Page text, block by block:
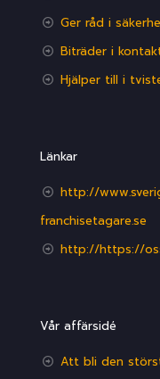
Ger råd i
Biträder i
Hjälper till i
Länkar
http://
franchisetagare.se
http://https://
Vår affärsidé
Att bli den